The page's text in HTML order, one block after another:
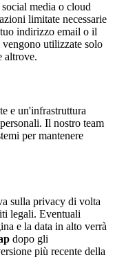
media o cloud
limitate necessarie
indirizzo email o il
utilizzate solo
altrove.
e un'infrastruttura
Il nostro team
per mantenere
sulla privacy di volta
legali. Eventuali
e la data in alto verrà
dopo gli
più recente della